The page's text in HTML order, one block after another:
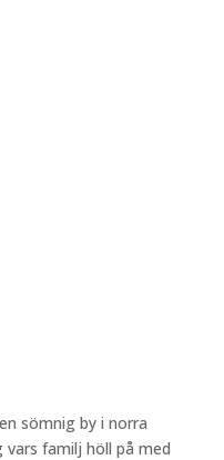
sömnig by i norra
vars familj höll på med